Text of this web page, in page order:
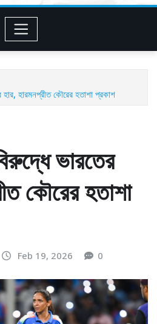
হার, হারমনপ্রীত কৌরের হতাশা প্রকাশ
ভারতের
কৌরের হতাশা
Feb 19, 2026 0